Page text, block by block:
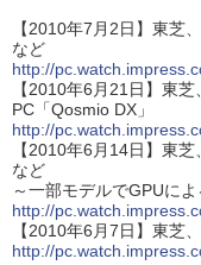
【2010年7月2日】東芝
など
http://
【2010年6月21日】東
PC「Qosmio DX」
http://
【2010年6月14日】東
など
～一部モデルでGPUに
http://
【2010年6月7日】東芝
http://